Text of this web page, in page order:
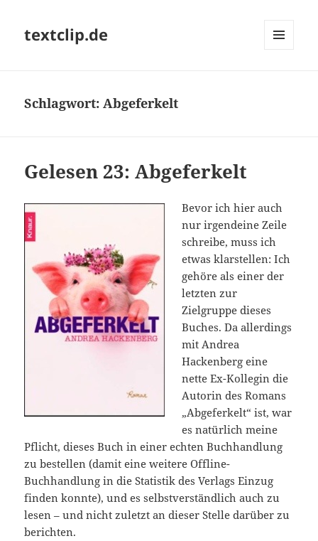
textclip.de
Schlagwort:Abgeferkelt
Gelesen 23: Abgeferkelt
Bevor ich hier auch
nur irgendeine Zeile
schreibe, muss ich
etwas klarstellen: Ich
gehöre als einer der
letzten zur
Zielgruppe dieses
Buches. Da allerdings
mit Andrea
Hackenberg eine
nette Ex-Kollegin die
Autorin des Romans
„Abgeferkelt“ ist, war
es natürlich meine
Pflicht, dieses Buch in einer echten Buchhandlung
zu bestellen (damit eine weitere Offline-
Buchhandlung in die Statistik des Verlags Einzug
finden konnte), und es selbstverständlich auch zu
lesen – und nicht zuletzt an dieser Stelle darüber zu
berichten.